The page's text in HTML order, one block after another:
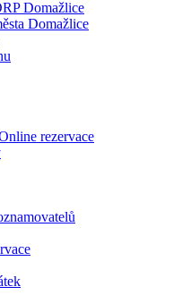
Domažlice
Domažlice
rezervace